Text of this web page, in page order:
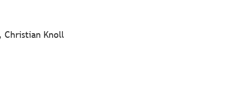
Christian Knoll